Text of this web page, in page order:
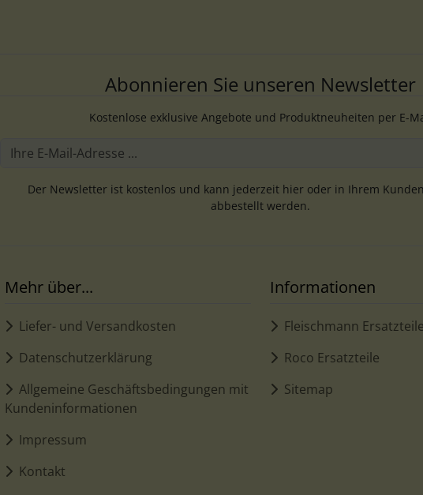
Abonnieren Sie unseren Newsletter
Kostenlose exklusive Angebote und Produktneuheiten per E-
Der Newsletter ist kostenlos und kann jederzeit hier oder in Ihrem
abbestellt werden.
Mehr über...
Liefer- und Versandkosten
Datenschutzerklärung
Allgemeine Geschäftsbedingungen mit
Kundeninformationen
Impressum
Kontakt
Informationen
Fleischmann Ersatzteile
Roco Ersatzteile
Sitemap